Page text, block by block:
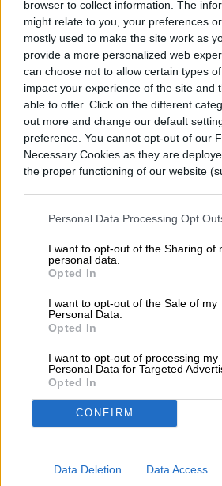
browser to collect information. The
might relate to you, your preferences
mostly used to make the site work as
provide a more personalized web
can choose not to allow certain types
impact your experience of the site and
able to offer. Click on the different
out more and change our default
preference. You cannot opt-out of our
Necessary Cookies as they are
the proper functioning of our website
Personal Data Processing Opt
I want to opt-out of the Sharing of
personal data.
Opted In
I want to opt-out of the Sale of my
Personal Data.
Opted In
I want to opt-out of processing my
Personal Data for Targeted
Opted In
CONFIRM
Data Deletion Data Access
Topics
NoticiasHomepage
ENTRETENIMIENTO
Disney permitirá
TikTokers crear
remezclando
Wars y más